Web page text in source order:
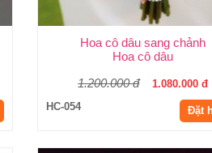
Hoa cô dâu sang chảnh
Hoa cô dâu
1.200.000 đ
1.080.000 đ
HC-054
Đặt